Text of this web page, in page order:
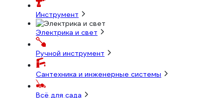
Инструмент
Электрика и свет
Ручной инструмент
Сантехника и инженерные системы
Всё для сада